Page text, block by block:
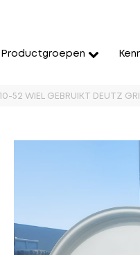
Productgroepen
10-52 WIEL GEBRUIKT DEUTZ